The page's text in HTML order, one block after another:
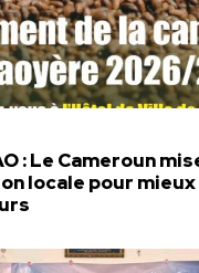
: Le Cameroun
locale pour